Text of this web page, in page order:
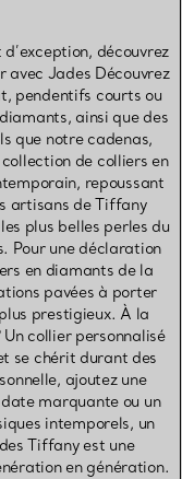
découvrez
avec Jades Découvrez
pendentifs courts ou
ainsi que des
que notre cadenas,
de colliers en
repoussant
artisans de Tiffany
plus belles perles du
Pour une déclaration
en diamants de la
pavées à porter
prestigieux. À la
collier personnalisé
se chérit durant des
ajoutez une
marquante ou un
intemporels, un
Tiffany est une
en génération.